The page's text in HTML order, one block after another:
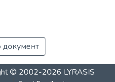
документ
© 2002-2026 LYRASIS